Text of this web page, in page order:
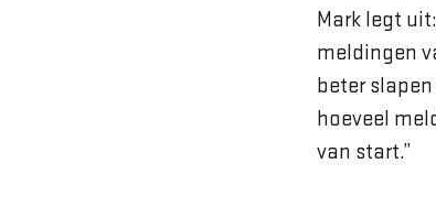
Mark legt
meldingen
beter
hoeveel
van start.”